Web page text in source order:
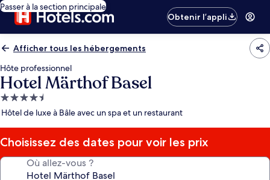
Passer à la section principale
Obtenir l’appli
Afficher tous les hébergements
Hôte professionnel
Hotel Märthof Basel
Hébergement
4.5 étoiles
Hôtel de luxe à Bâle avec un spa et un restaurant
Choisissez des dates pour voir les prix
Où allez-vous ?